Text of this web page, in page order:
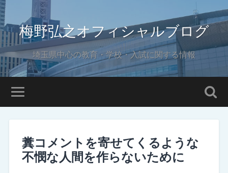
梅野弘之オフィシャルブログ
埼玉県中心の教育・学校・入試に関する情報
糞コメントを寄せてくるような
不憫な人間を作らないために